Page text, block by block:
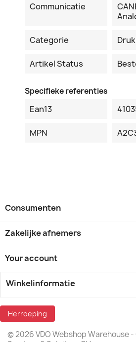
Communicatie
Categorie
Artikel Status
Specifieke referenties
Ean13
MPN
Consumenten
Zakelijke afnemers
Your account
Winkelinformatie
Herroeping
© 2026 VDO Webshop Warehouse